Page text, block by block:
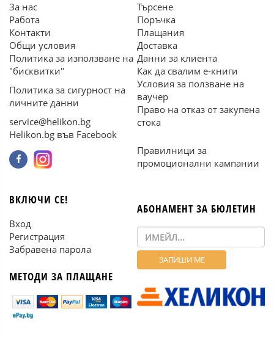
За нас
Работа
Контакти
Общи условия
Политика за използване на
"бисквитки"
Политика за сигурност на
личните данни
service@helikon.bg
Helikon.bg във Facebook
Търсене
Поръчка
Плащания
Доставка
Данни за клиента
Как да свалим е-книги
Условия за ползване на
ваучер
Право на отказ от закупена
стока
Правилници за
промоционални кампании
ВКЛЮЧИ СЕ!
Вход
Регистрация
Забравена парола
МЕТОДИ ЗА ПЛАЩАНЕ
АБОНАМЕНТ ЗА БЮЛЕТИН